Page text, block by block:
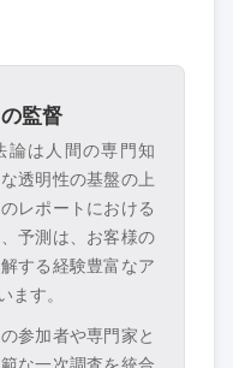
他
業者、専門業者
を考慮したボト
す。プロファイ
なプレイヤーに
の範囲を定義す
性があります
場アクセスを支
る販売代理店
監督
論は人間の専門知
透明性の基盤の上
レポートにおける
予測は、お客様の
する経験豊富なア
す。
参加者や専門家と